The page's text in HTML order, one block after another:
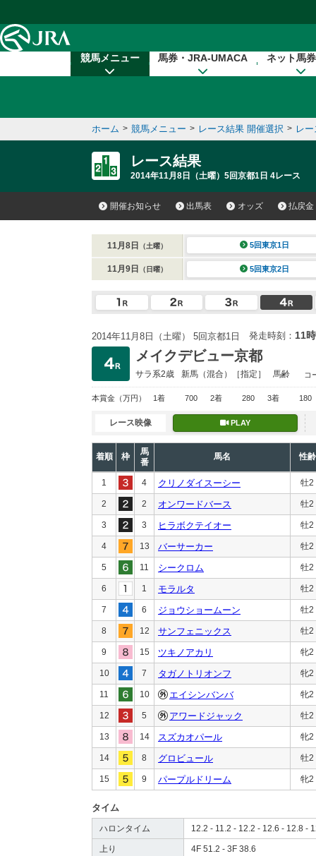
競馬メニュー 馬券・JRA-UMACA ネット馬
ホーム > 競馬メニュー > レース結果 開催選択 > レ
レース結果
2014年11月8日（土曜）5回京都1日 4レース
開催お知らせ 出馬表 オッズ 払戻金
11月8日 （土曜） 5回東京1日
11月9日 （日曜） 5回東京2日
2014年11月8日（土曜） 5回京都1日 発走時刻： 11
メイクデビュー京都
サラ系2歳 新馬 （混合）［指定］ 馬齢 コ
本賞金 （万円） 1着 700 2着 280 3着 180
レース映像 PLAY
着順 枠
馬
番
馬名 性齢
1 4 クリノダイスーシー 牡2
2 2 オンワードバース 牡2
3 3 ヒラボクテイオー 牡2
4 13 バーサーカー 牡2
5 11 シークロム 牡2
6 1 モラルタ 牡2
7 6 ジョウショームーン 牡2
8 12 サンフェニックス 牡2
9 15 ツキノアカリ 牝2
10 7 タガノトリオンフ 牝2
11 10 エイシンバンバ 牝2
12 5 アワードジャック 牡2
13 14 スズカオパール 牝2
14 8 グロビュール 牡2
15 9 パープルドリーム 牝2
タイム
ハロンタイム 12.2 - 11.2 - 12.2 - 12.6 - 12.8 -
上り 4F 51.2 - 3F 38.6